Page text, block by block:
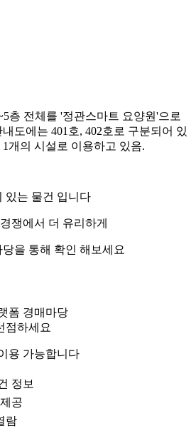
층 전체를 '정관스마트 요양원'으로
도에는 401호, 402호로 구분되어 있
개의 시설로 이용하고 있음.
있는 물건 입니다
쟁에서 더 유리하게
을 통해 확인 해보세요
폼 경매마당
점하세요
용 가능합니다
정보
공
람